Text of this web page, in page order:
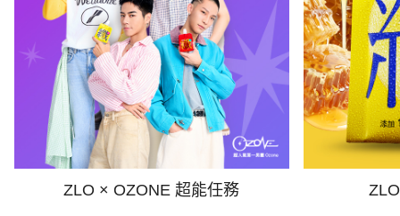
ZLO × OZONE 超能任務